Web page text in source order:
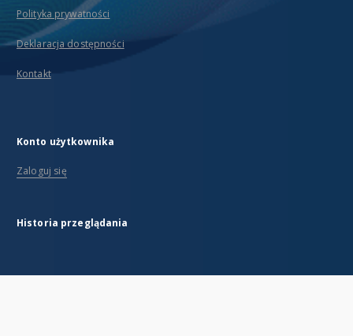
Polityka prywatności
Deklaracja dostępności
Kontakt
Konto użytkownika
Zaloguj się
Historia przeglądania